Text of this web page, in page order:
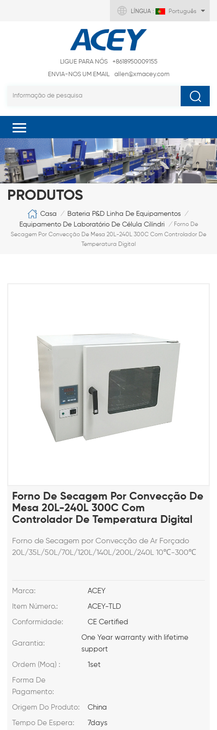
LÍNGUA : Português
LIGUE PARA NÓS
+8618950009155
ENVIA-NOS UM EMAIL
allen@xmacey.com
PRODUTOS
Casa / Bateria P&D Linha De Equipamentos /
Equipamento De Laboratório De Célula Cilíndrica
/ Forno De
Secagem Por Convecção De Mesa 20L-240L 300C Com Controlador De
Temperatura Digital
Forno De Secagem Por Convecção De
Mesa 20L-240L 300C Com
Controlador De Temperatura Digital
Forno de Secagem por Convecção de Ar Forçado
20L/35L/50L/70L/120L/140L/200L/240L 10℃-300℃
Marca: ACEY
Item Número.: ACEY-TLD
Conformidade: CE Certified
Garantia:
One Year warranty with lifetime
support
Ordem (Moq) : 1set
Forma De
Pagamento:
Origem Do Produto: China
Tempo De Espera: 7days